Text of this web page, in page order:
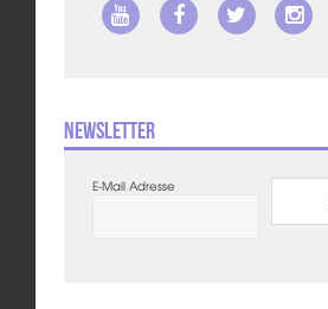
Newsletter
E-Mail Adresse